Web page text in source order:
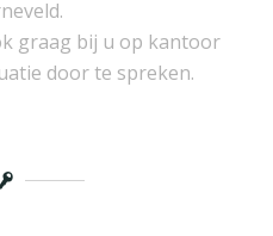
graag bij u op kantoor
door te spreken.